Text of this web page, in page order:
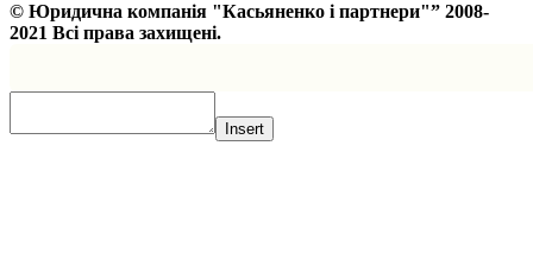
© Юридична компанія "Касьяненко і партнери"” 2008-
2021 Всі права захищені.
Insert